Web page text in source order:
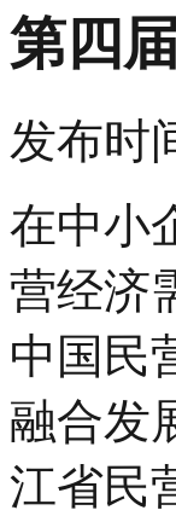
第四
发布时
在中小
营经济
中国民
融合发
江省民